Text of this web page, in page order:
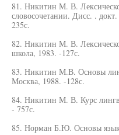
81. Никитин М. В.
словосочетании. Дисс. .
235с.
82. Никитин М. В.
школа, 1983. -127с.
83. Никитин М.В. Основы
Москва, 1988. -128с.
84. Никитин М. В. Курс
- 757с.
85. Норман Б.Ю. Основы